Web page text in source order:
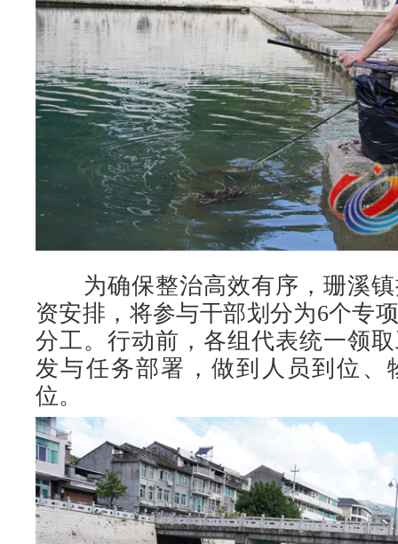
为确保整治高效有序，珊溪镇
资安排，将参与干部划分为6个专
分工。行动前，各组代表统一领
发与任务部署，做到人员到位、
位。